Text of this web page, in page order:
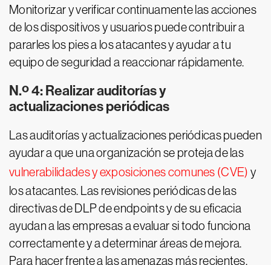
Monitorizar y verificar continuamente las acciones
de los dispositivos y usuarios puede contribuir a
pararles los pies a los atacantes y ayudar a tu
equipo de seguridad a reaccionar rápidamente.
N.º 4: Realizar auditorías y
actualizaciones periódicas
Las auditorías y actualizaciones periódicas pueden
ayudar a que una organización se proteja de las
vulnerabilidades y exposiciones comunes (CVE) y
los atacantes. Las revisiones periódicas de las
directivas de DLP de endpoints y de su eficacia
ayudan a las empresas a evaluar si todo funciona
correctamente y a determinar áreas de mejora.
Para hacer frente a las amenazas más recientes,